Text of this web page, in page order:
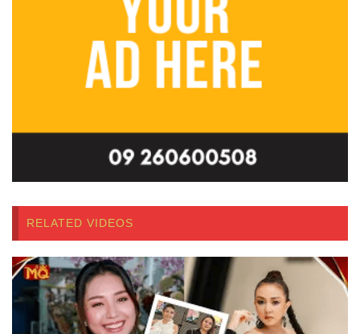
RELATED VIDEOS